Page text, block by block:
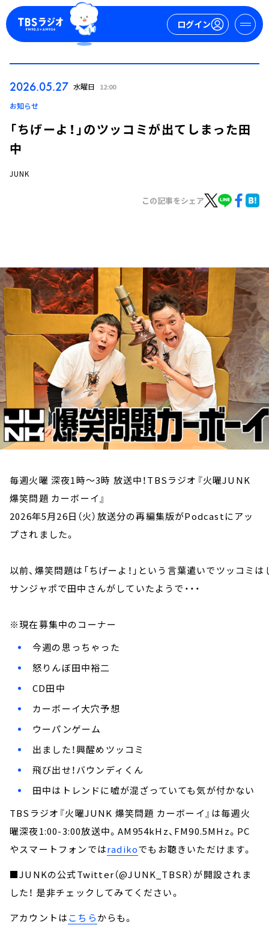
ログイン
お知らせ
イベント・グッズ
YouTube
会社情報
2026.05.27 水曜日 12:00
お知らせ
「ちげーよ！」のツッコミが出てしまった田
中
JUNK
この記事をシェア
毎週火曜 深夜1時～3時 放送中！TBSラジオ『火曜JUNK
爆笑問題 カーボーイ』
2026年5月26日（火）放送分の再編集版がPodcastにアッ
プされました。
以前、爆笑問題は「ちげーよ！」という言葉遣いでツッコミ
サンジャポで田中さんがしていたようで・・・
※現在募集中のコーナー
今週の思っちゃった
怒りんぼ田中裕二
CD田中
カーボーイ大穴予想
ウーパンゲーム
出ました！興醒めツッコミ
飛び出せ！バウンディくん
田中はトレンドに嘘が混ざっていても気が付かない
TBSラジオ『火曜JUNK 爆笑問題 カーボーイ』は毎週火
曜深夜1:00-3:00放送中。AM954kHz、FM90.5MHz。PC
やスマートフォンではradikoでもお聴きいただけます。
■JUNKの公式Twitter（@JUNK_TBSR）が開設されま
した！ 是非チェックしてみてください。
アカウントはこちらからも。